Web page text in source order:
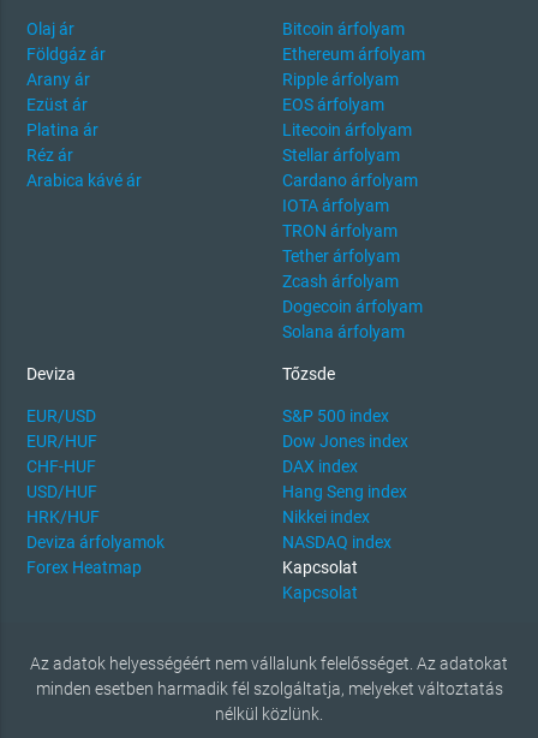
Olaj ár
Földgáz ár
Arany ár
Ezüst ár
Platina ár
Réz ár
Arabica kávé ár
Bitcoin árfolyam
Ethereum árfolyam
Ripple árfolyam
EOS árfolyam
Litecoin árfolyam
Stellar árfolyam
Cardano árfolyam
IOTA árfolyam
TRON árfolyam
Tether árfolyam
Zcash árfolyam
Dogecoin árfolyam
Solana árfolyam
Deviza
EUR/USD
EUR/HUF
CHF-HUF
USD/HUF
HRK/HUF
Deviza árfolyamok
Forex Heatmap
Tőzsde
S&P 500 index
Dow Jones index
DAX index
Hang Seng index
Nikkei index
NASDAQ index
Kapcsolat
Kapcsolat
Az adatok helyességéért nem vállalunk felelősséget. Az adatokat
minden esetben harmadik fél szolgáltatja, melyeket változtatás
nélkül közlünk.